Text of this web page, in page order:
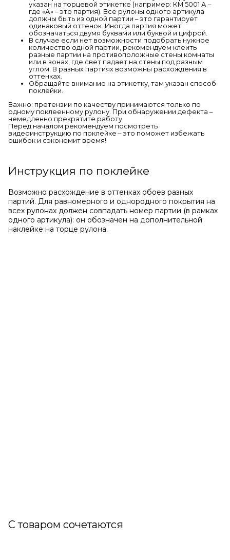
указан на торцевой этикетке (например: КМ 5001 А –
где «А» – это партия). Все рулоны одного артикула
должны быть из одной партии – это гарантирует
одинаковый оттенок. Иногда партия может
обозначаться двумя буквами или буквой и цифрой.
В случае если нет возможности подобрать нужное
количество одной партии, рекомендуем клеить
разные партии на противоположные стены комнаты
или в зонах, где свет падает на стены под разным
углом. В разных партиях возможны расхождения в
оттенках.
Обращайте внимание на этикетку, там указан способ
поклейки.
Важно: претензии по качеству принимаются только по
одному поклеенному рулону. При обнаружении дефекта –
немедленно прекратите работу.
Перед началом рекомендуем посмотреть
видеоинструкцию по поклейке – это поможет избежать
ошибок и сэкономит время!
Инструкция по поклейке
Возможно расхождение в оттенках обоев разных
партий. Для равномерного и однородного покрытия на
всех рулонах должен совпадать номер партии (в рамках
одного артикула): он обозначен на дополнительной
наклейке на торце рулона.
С товаром сочетаются